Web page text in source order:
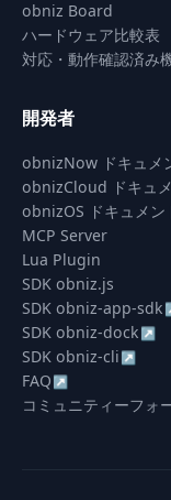
obniz Board
ハードウェア比較表
対応・動作確認済み
開発者
obnizNow ドキュメ
obnizCloud ドキュ
obnizOS ドキュメン
MCP Server
Lua Plugin
SDK obniz.js
SDK obniz-app-sdk
SDK obniz-dock ↗
SDK obniz-cli ↗
FAQ ↗
コミュニティーフォ